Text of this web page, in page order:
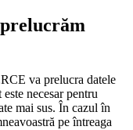
va prelucra datele
necesar pentru
mai sus. În cazul în
pe întreaga